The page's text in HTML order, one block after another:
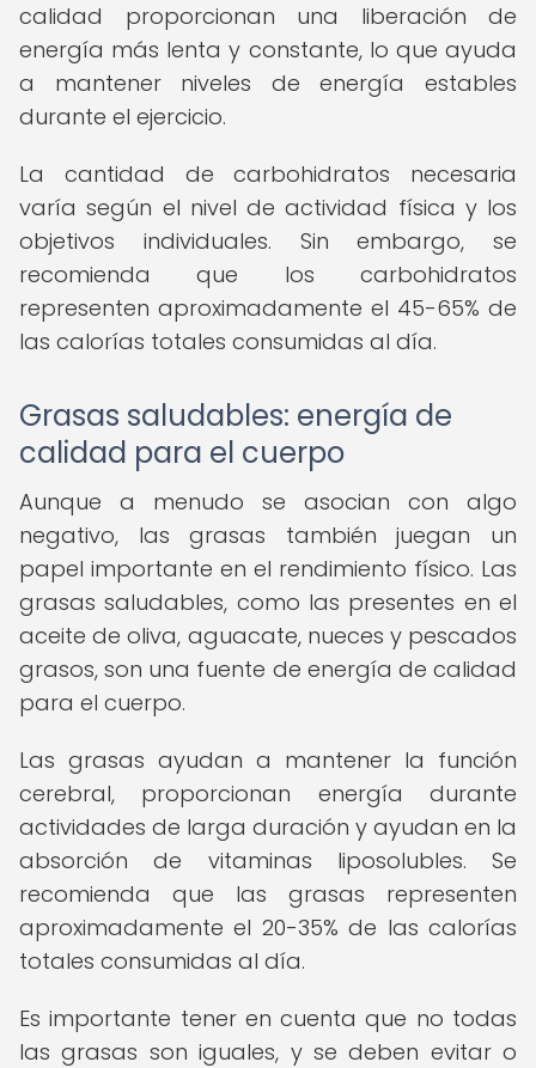
calidad proporcionan una liberación de
energía más lenta y constante, lo que ayuda
a mantener niveles de energía estables
durante el ejercicio.
La cantidad de carbohidratos necesaria
varía según el nivel de actividad física y los
objetivos individuales. Sin embargo, se
recomienda que los carbohidratos
representen aproximadamente el 45-65% de
las calorías totales consumidas al día.
Grasas saludables: energía de
calidad para el cuerpo
Aunque a menudo se asocian con algo
negativo, las grasas también juegan un
papel importante en el rendimiento físico. Las
grasas saludables, como las presentes en el
aceite de oliva, aguacate, nueces y pescados
grasos, son una fuente de energía de calidad
para el cuerpo.
Las grasas ayudan a mantener la función
cerebral, proporcionan energía durante
actividades de larga duración y ayudan en la
absorción de vitaminas liposolubles. Se
recomienda que las grasas representen
aproximadamente el 20-35% de las calorías
totales consumidas al día.
Es importante tener en cuenta que no todas
las grasas son iguales, y se deben evitar o